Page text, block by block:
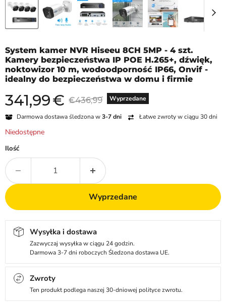
System kamer NVR Hiseeu 8CH 5MP - 4 szt.
Kamery bezpieczeństwa IP POE H.265+, dźwięk,
noktowizor 10 m, wodoodporność IP66, Onvif -
idealny do bezpieczeństwa w domu i firmie
Wyprzedane
Aktualna cena
341,99€ Cena oryginalna
€436,99
Darmowa dostawa śledzona w3-7 dni Łatwe zwroty w ciągu 30 dni
Niedostępne
Ilość
Wyprzedane
Wysyłka i dostawa
Zazwyczaj wysyłka w ciągu 24 godzin.
Darmowa 3-7 dni roboczych Śledzona dostawa UE.
Zwroty
Ten produkt podlega naszej 30-dniowej polityce zwrotu.